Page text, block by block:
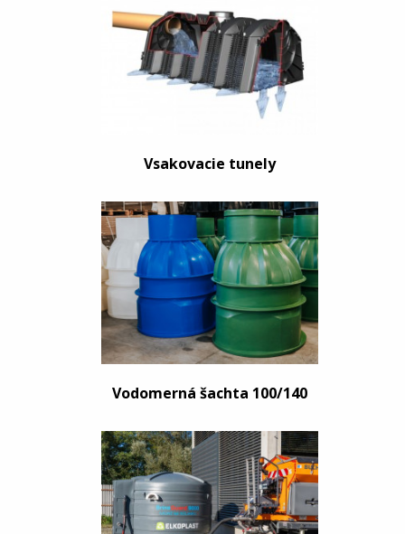
Vsakovacie tunely
Vodomerná šachta 100/140